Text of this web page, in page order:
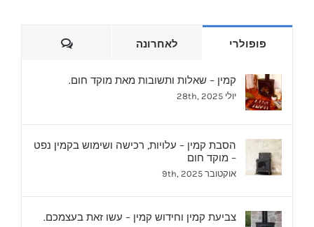
פופולרי לאחרונה הערות
קמין – שאלות ותשובות מאת מוקד חום.
יולי 28th, 2025
הסבת קמין – עלויות, רכישה ושימוש בקמין נפט
– מוקד חום
אוקטובר 9th, 2025
צביעת קמין וחידוש קמין – עשו זאת בעצמכם.